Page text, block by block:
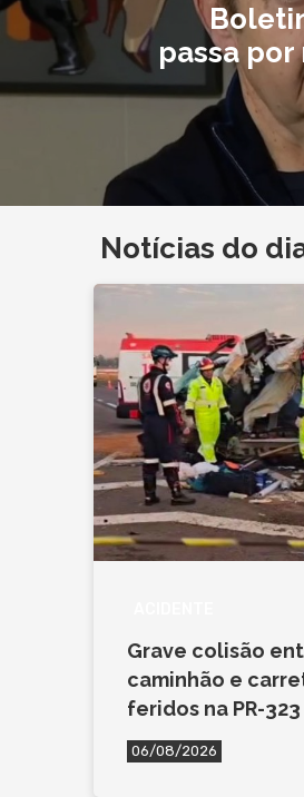
passa
Notícias do
Grave colisão
caminhão e
feridos na PR-323
06/08/2026